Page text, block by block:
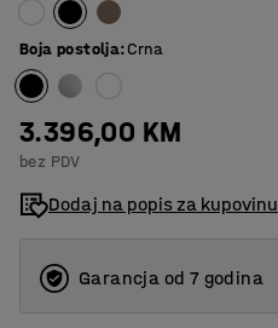
3200
4000
4800
5600
Boja postolja:Crna
3.396,00 KM
bez PDV
Dodaj na popis za kupovinu
Garancja od 7 godina